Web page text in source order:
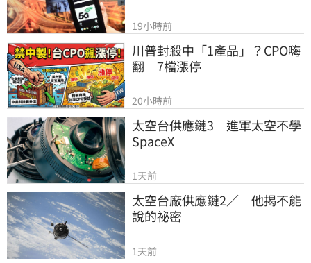
19小時前
川普封殺中「1產品」？CPO嗨
翻　7檔漲停
20小時前
太空台供應鏈3　進軍太空不學
SpaceX
1天前
太空台廠供應鏈2／　他揭不能
說的祕密
1天前